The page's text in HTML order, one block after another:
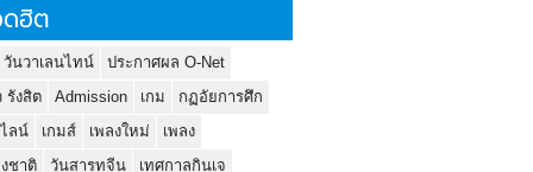
ฮิต
นวาเลนไทน์
ประกาศผล O-Net
รังสิต
Admission เกม
กฏอัยการศึก
ลน์
เกมส์ เพลงใหม่
เพลง
ชาติ
วันสารทจีน เทศกาลกินเจ